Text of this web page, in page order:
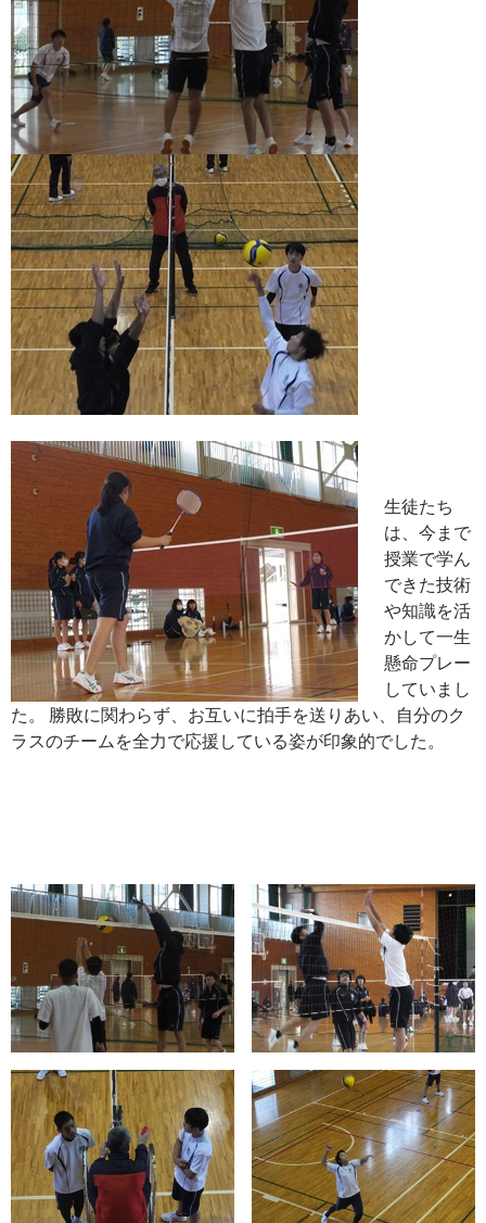
生徒たち
は、今まで
授業で学ん
できた技術
や知識を活
かして一生
懸命プレー
していまし
た。 勝敗に関わらず、お互いに拍手を送りあい、自分のク
ラスのチームを全力で応援している姿が印象的でした。